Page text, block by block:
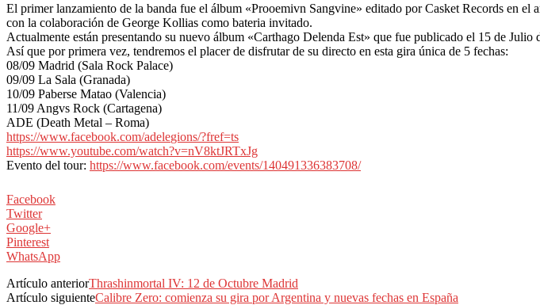
El primer lanzamiento de la banda fue el álbum «Prooemivn Sangvine» editado por Casket Records en
con la colaboración de George Kollias como bateria invitado.
Actualmente están presentando su nuevo álbum «Carthago Delenda Est» que fue publicado el 15 de
Así que por primera vez, tendremos el placer de disfrutar de su directo en esta gira única de 5 fechas:
08/09 Madrid (Sala Rock Palace)
09/09 La Sala (Granada)
10/09 Paberse Matao (Valencia)
11/09 Angvs Rock (Cartagena)
ADE (Death Metal – Roma)
https://www.facebook.com/adelegions/?fref=ts
https://www.youtube.com/watch?v=nV8ktJRTxJg
Evento del tour: https://www.facebook.com/events/140491336383708/
Facebook
Twitter
Google+
Pinterest
WhatsApp
Artículo anteriorThrashinmortal IV: 12 de Octubre Madrid
Artículo siguienteCalibre Zero: comienza su gira por Argentina y nuevas fechas en España